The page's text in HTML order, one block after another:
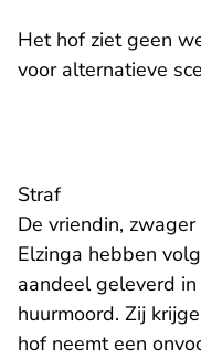
Het hof ziet geen
voor alternatieve
Straf
De vriendin,
Elzinga hebben
aandeel geleverd
huurmoord. Zij
hof neemt een